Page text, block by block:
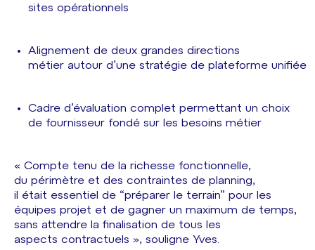
sites opérationnels
Alignement de deux grandes directions
métier autour d’une stratégie de plateforme unifiée
Cadre d’évaluation complet permettant un choix
de fournisseur fondé sur les besoins métier
« Compte tenu de la richesse fonctionnelle,
du périmètre et des contraintes de planning,
il était essentiel de “préparer le terrain” pour les
équipes projet et de gagner un maximum de temps,
sans attendre la finalisation de tous les
aspects contractuels », souligne Yves.